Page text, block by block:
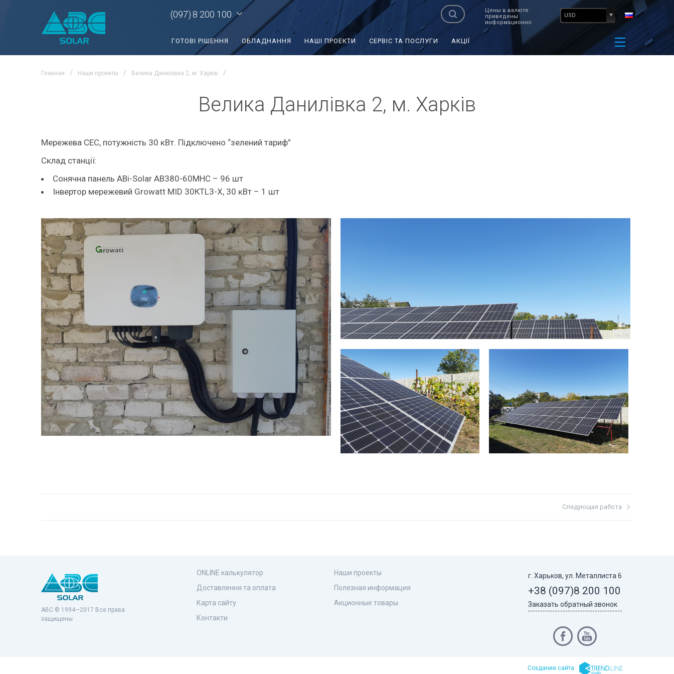
(097) 8 200 100
Цены в валюте
приведены
информационно
USD
ГОТОВІ РІШЕННЯ ОБЛАДНАННЯ НАШІ ПРОЕКТИ СЕРВІС ТА ПОСЛУГИ АКЦІЇ
Главная Наши проекты Велика Данилівка 2, м. Харків
Велика Данилівка 2, м. Харків
Мережева СЕС, потужність 30 кВт. Підключено “зелений тариф”
Склад станції:
Сонячна панель ABi-Solar AB380-60MHC – 96 шт
Інвертор мережевий Growatt MID 30КTL3-X, 30 кВт – 1 шт
Следующая работа
ABC © 1994—2017 Все права
защищены
ONLINE калькулятор
Доставлення та оплата
Карта сайту
Контакти
Наши проекты
Полезная информация
Акционные товары
г. Харьков, ул. Металлиста 6
+38 (097)8 200 100
Заказать обратный звонок
Cоздание сайта